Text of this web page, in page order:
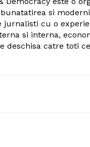
si
jurnalisti cu o
si interna,
deschisa catre toti